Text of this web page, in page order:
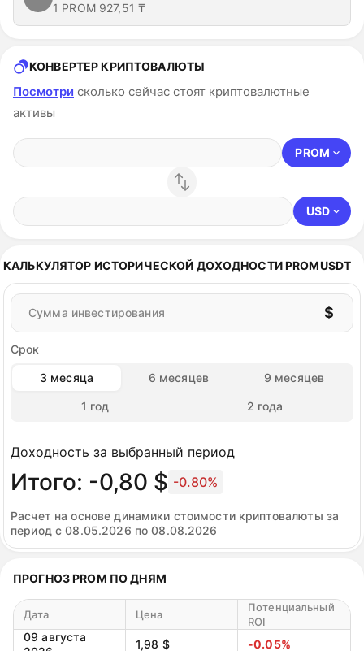
1 PROM 927,51 ₸
КОНВЕРТЕР КРИПТОВАЛЮТЫ
Посмотри сколько сейчас стоят криптовалютные
активы
PROM
USD
КАЛЬКУЛЯТОР ИСТОРИЧЕСКОЙ ДОХОДНОСТИ PROMUSDT
Сумма инвестирования $
Срок
3 месяца 6 месяцев 9 месяцев
1 год 2 года
Доходность за выбранный период
Итого: -0,80 $ -0.80%
Расчет на основе динамики стоимости криптовалюты за
период с 08.05.2026 по 08.08.2026
ПРОГНОЗ PROM ПО ДНЯМ
Дата Цена
Потенциальный
ROI
09 августа
1,98 $ -0.05%